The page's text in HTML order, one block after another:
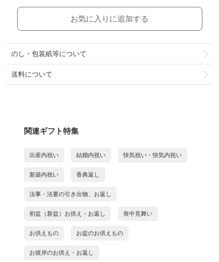
お気に入りに追加する
のし・包装紙等について
送料について
関連ギフト特集
出産内祝い 結婚内祝い 快気祝い・快気内祝い
新築内祝い 香典返し
法事・法要の引き出物、お返し
初盆（新盆）お供え・お返し 喪中見舞い
お供えもの お盆のお供えもの
お彼岸のお供え・お返し